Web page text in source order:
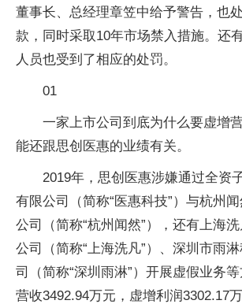
董事长、总经理章笠中给予警告，也
款，同时采取10年市场禁入措施。还
人员也受到了相应的处罚。
01
一家上市公司到底为什么要虚增
能还跟思创医惠的业绩有关。
2019年，思创医惠涉嫌通过全资
有限公司（简称“医惠科技”）与杭州
公司（简称“杭州闻然”），还有上海
公司（简称“上海洗凡”）、深圳市雨
司（简称“深圳雨淋”）开展虚假业务
营收3492.94万元，虚增利润3302.17